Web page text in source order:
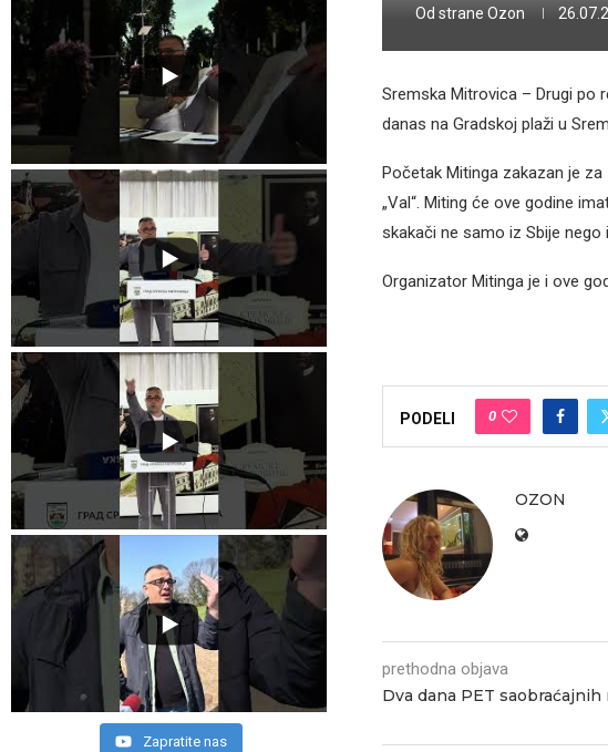
Od strane Ozon
Sremska Mitrovica – Drugi po
danas na Gradskoj plaži u
Početak Mitinga zakazan je
„Val“. Miting će ove godine
skakači ne samo iz Sbije nego
Organizator Mitinga je i ove
PODELI 0
OZON
prethodna objava
Dva dana PET saobraćajnih
Zapratite nas